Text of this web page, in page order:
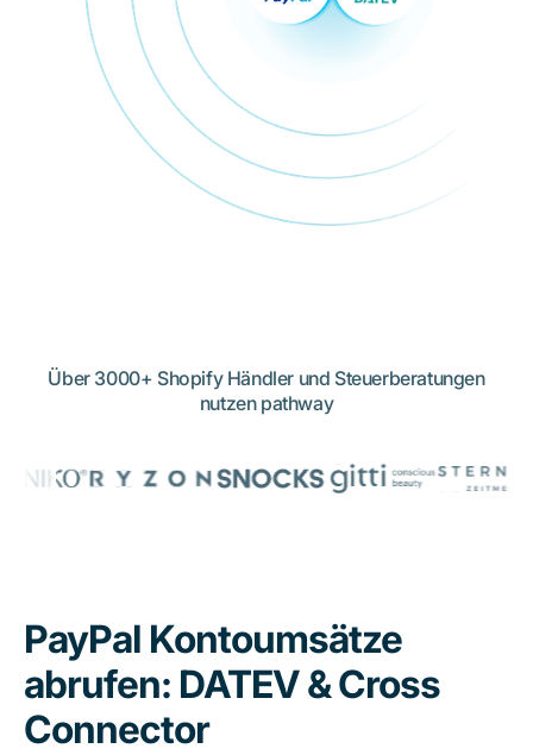
Über 3000+ Shopify Händler und Steuerberatungen
nutzen pathway
PayPal Kontoumsätze
abrufen: DATEV & Cross
Connector